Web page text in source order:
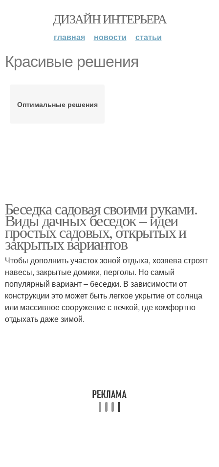
ДИЗАЙН ИНТЕРЬЕРА
главная новости статьи
Красивые решения
Оптимальные решения
Беседка садовая своими руками.
Виды дачных беседок – идеи
простых садовых, открытых и
закрытых вариантов
Чтобы дополнить участок зоной отдыха, хозяева строят
навесы, закрытые домики, перголы. Но самый
популярный вариант ‒ беседки. В зависимости от
конструкции это может быть легкое укрытие от солнца
или массивное сооружение с печкой, где комфортно
отдыхать даже зимой.